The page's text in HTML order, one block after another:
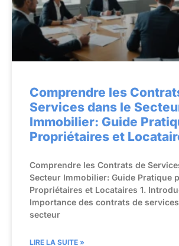
Comprendre les
Services dans le
Immobilier: Guide
Propriétaires et
Comprendre les Contrats de
Secteur Immobilier: Guide Pratique
Propriétaires et Locataires 1.
Importance des contrats de
secteur
LIRE LA SUITE »